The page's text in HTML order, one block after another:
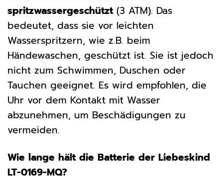
spritzwassergeschützt(3 ATM). Das
bedeutet, dass sie vor leichten
Wasserspritzern, wie z.B. beim
Händewaschen, geschützt ist. Sie ist jedoch
nicht zum Schwimmen, Duschen oder
Tauchen geeignet. Es wird empfohlen, die
Uhr vor dem Kontakt mit Wasser
abzunehmen, um Beschädigungen zu
vermeiden.
Wie lange hält die Batterie der Liebeskind
LT-0169-MQ?